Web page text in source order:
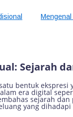
Sejarah
bentuk
era digital
sejarah
yang